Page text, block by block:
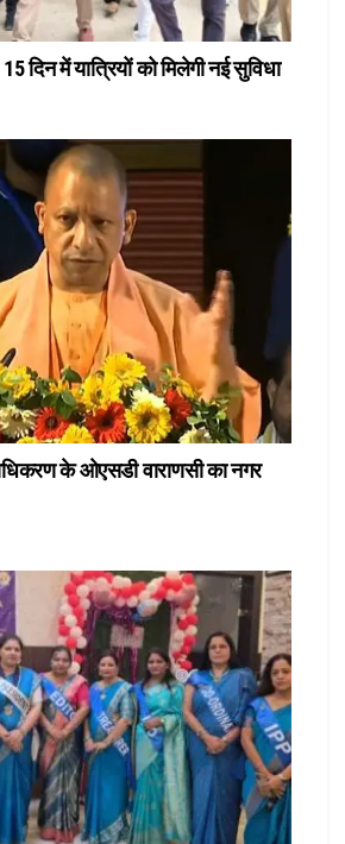
दिन में यात्रियों को मिलेगी नई सुविधा
के ओएसडी वाराणसी का नगर